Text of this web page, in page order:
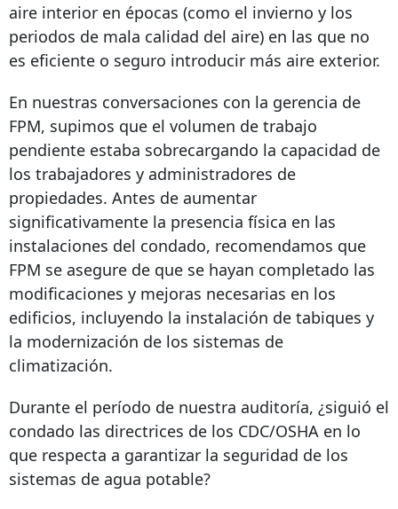
aire interior en épocas (como el invierno y los
periodos de mala calidad del aire) en las que no
es eficiente o seguro introducir más aire exterior.
En nuestras conversaciones con la gerencia de
FPM, supimos que el volumen de trabajo
pendiente estaba sobrecargando la capacidad de
los trabajadores y administradores de
propiedades. Antes de aumentar
significativamente la presencia física en las
instalaciones del condado, recomendamos que
FPM se asegure de que se hayan completado las
modificaciones y mejoras necesarias en los
edificios, incluyendo la instalación de tabiques y
la modernización de los sistemas de
climatización.
Durante el período de nuestra auditoría, ¿siguió el
condado las directrices de los CDC/OSHA en lo
que respecta a garantizar la seguridad de los
sistemas de agua potable?